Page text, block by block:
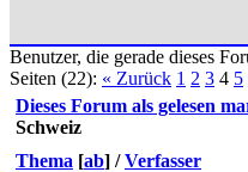
Benutzer, die gerade dieses
Seiten (22): « Zurück 1 2 3 4 5
Dieses Forum als gelesen
Schweiz
Thema [ab] /Verfasser